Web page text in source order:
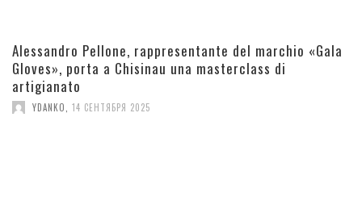
Alessandro Pellone, rappresentante del marchio «Gala
Gloves», porta a Chisinau una masterclass di
artigianato
YDANKO 14 СЕНТЯБРЯ 2025